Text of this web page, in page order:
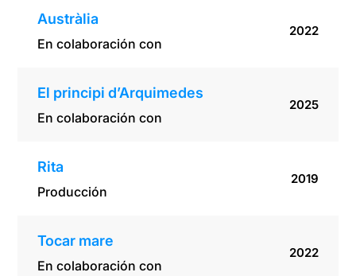
Austràlia
En colaboración con
2022
El principi d’Arquimedes
En colaboración con
2025
Rita
Producción
2019
Tocar mare
En colaboración con
2022